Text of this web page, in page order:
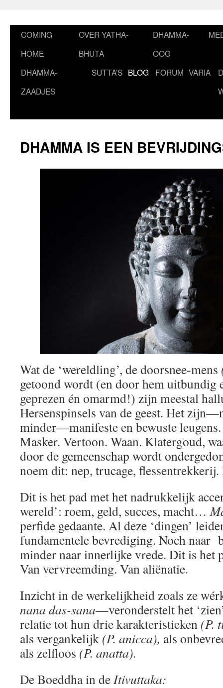
COMING
HOME
OVER YATHA-
BHUTA
DHAMMA-
OOG
DHAMMA-
ZAADJES
SUTTA’S BLOG FORUM VARIA
DHAMMA IS EEN
Wat de ‘wereldling’, de doorsnee-mens
getoond wordt (en door hem uitbundig
geprezen én omarmd!) zijn meestal
Hersenspinsels van de geest. Het
minder—manifeste en bewuste
Masker. Vertoon. Waan. Klatergoud,
door de gemeenschap wordt
noem dit: nep, trucage,
Dit is het pad met het nadrukkelijk
wereld’: roem, geld, succes, macht…
perfide gedaante. Al deze ‘dingen’
fundamentele bevrediging. Noch naar
minder naar innerlijke vrede. Dit is het
Van vervreemding. Van aliënatie.
Inzicht in de werkelijkheid zoals ze
nana das-sana—veronderstelt het
relatie tot hun drie karakteristieken (P.
als vergankelijk (P. anicca), als
als zelfloos (P. anatta).
De Boeddha in deItivuttaka: